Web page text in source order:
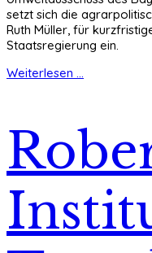
setzt sich die
Ruth Müller, für
Staatsregierung ein.
Weiterlesen ...